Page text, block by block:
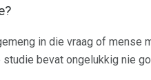
in die vraag of mense
bevat ongelukkig nie